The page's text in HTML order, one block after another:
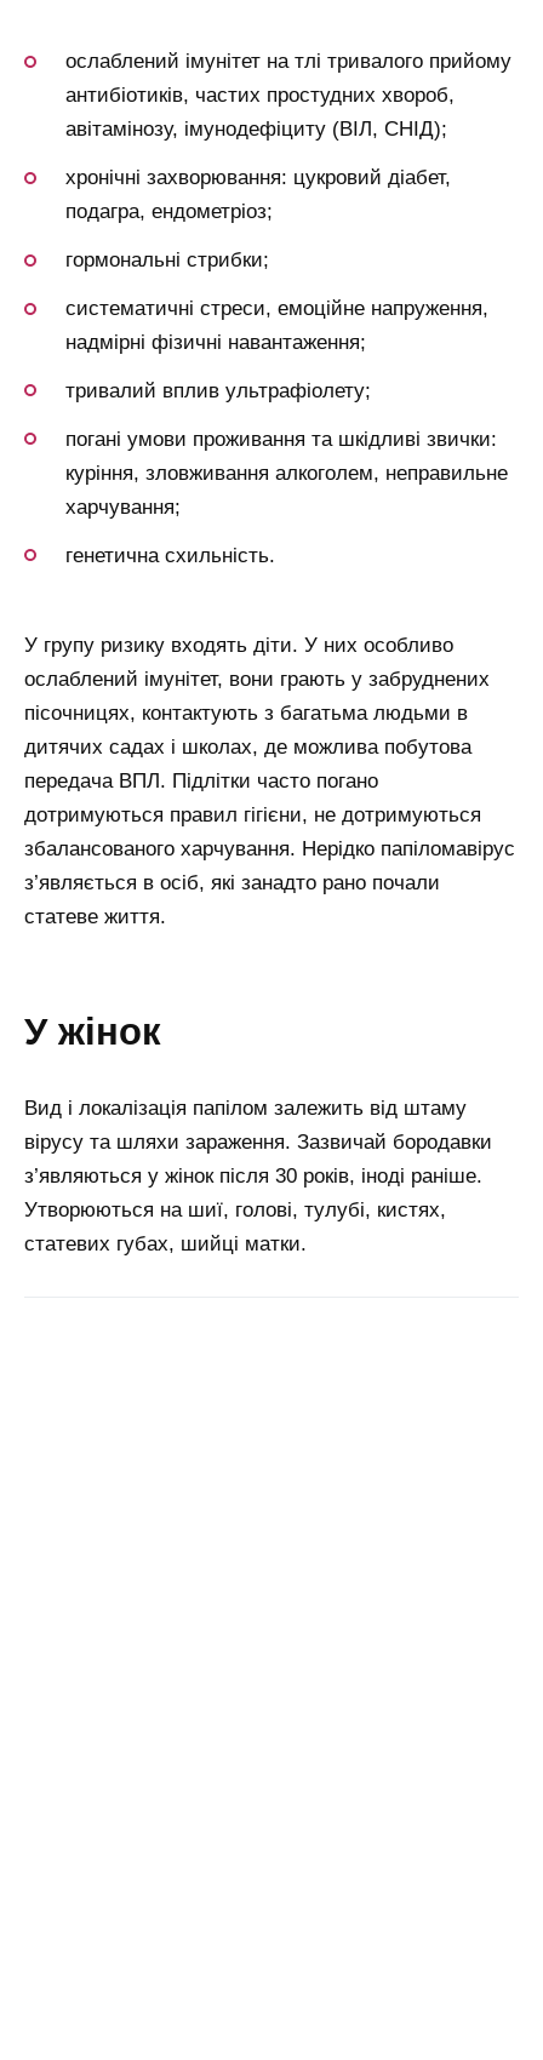
ослаблений імунітет на тлі тривалого прийому
антибіотиків, частих простудних хвороб,
авітамінозу, імунодефіциту (ВІЛ, СНІД);
хронічні захворювання: цукровий діабет,
подагра, ендометріоз;
гормональні стрибки;
систематичні стреси, емоційне напруження,
надмірні фізичні навантаження;
тривалий вплив ультрафіолету;
погані умови проживання та шкідливі звички:
куріння, зловживання алкоголем, неправильне
харчування;
генетична схильність.
У групу ризику входять діти. У них особливо
ослаблений імунітет, вони грають у забруднених
пісочницях, контактують з багатьма людьми в
дитячих садах і школах, де можлива побутова
передача ВПЛ. Підлітки часто погано
дотримуються правил гігієни, не дотримуються
збалансованого харчування. Нерідко папіломавірус
з’являється в осіб, які занадто рано почали
статеве життя.
у жінок
Вид і локалізація папілом залежить від штаму
вірусу та шляхи зараження. Зазвичай бородавки
з’являються у жінок після 30 років, іноді раніше.
Утворюються на шиї, голові, тулубі, кистях,
статевих губах, шийці матки.